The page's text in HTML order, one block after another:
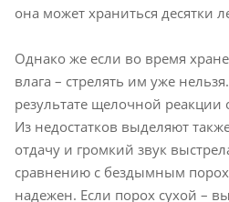
она может храниться десятки
Однако же если во время
влага – стрелять им уже
результате щелочной реакции
Из недостатков выделяют
отдачу и громкий звук
сравнению с бездымным
надежен. Если порох сухой –